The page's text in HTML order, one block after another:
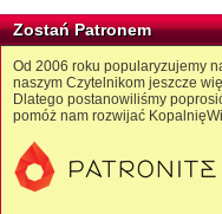
Zostań Patronem
Od 2006 roku popularyzujemy
naszym Czytelnikom jeszcze
Dlatego postanowiliśmy
pomóż nam rozwijać